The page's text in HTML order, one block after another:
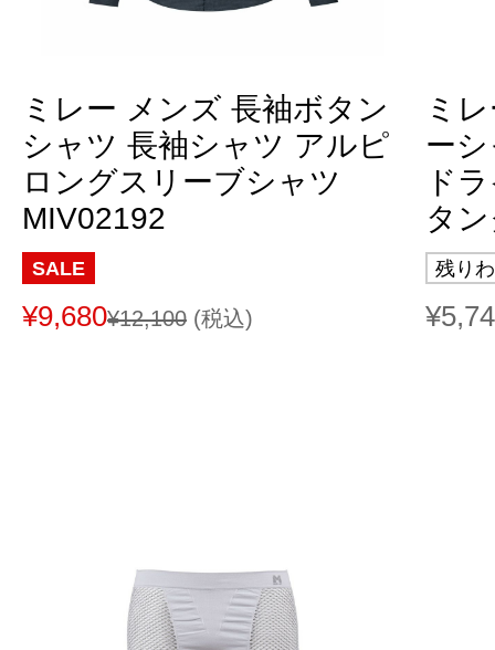
ミレー メンズ 長袖ボタン
シャツ 長袖シャツ アルピ
ロングスリーブシャツ
MIV02192
SALE
¥9,680¥12,100 (税込)
ミ
ー
ド
タ
残り